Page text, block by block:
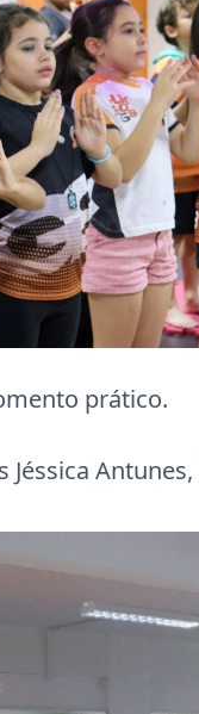
prático.